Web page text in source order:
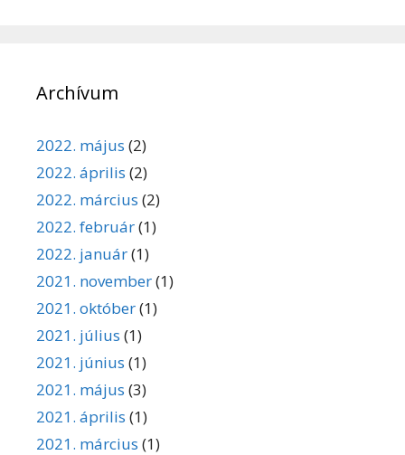
Archívum
2022. május (2)
2022. április (2)
2022. március (2)
2022. február(1)
2022. január(1)
2021. november(1)
2021. október(1)
2021. július (1)
2021. június (1)
2021. május (3)
2021. április (1)
2021. március (1)